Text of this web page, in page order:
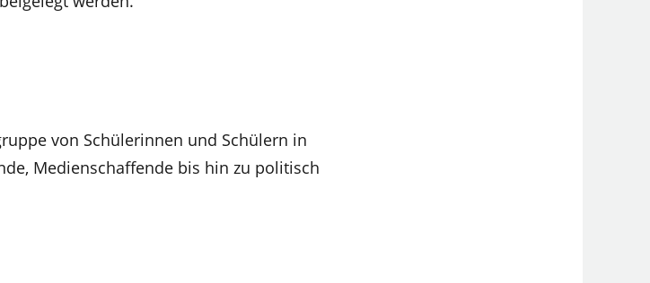
von Schülerinnen und Schülern in
Medienschaffende bis hin zu politisch